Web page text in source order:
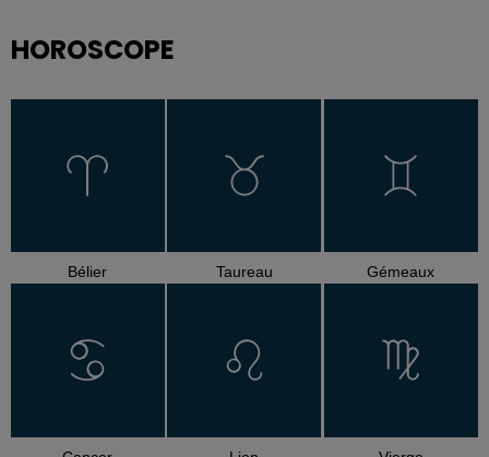
HOROSCOPE
Bélier Taureau Gémeaux